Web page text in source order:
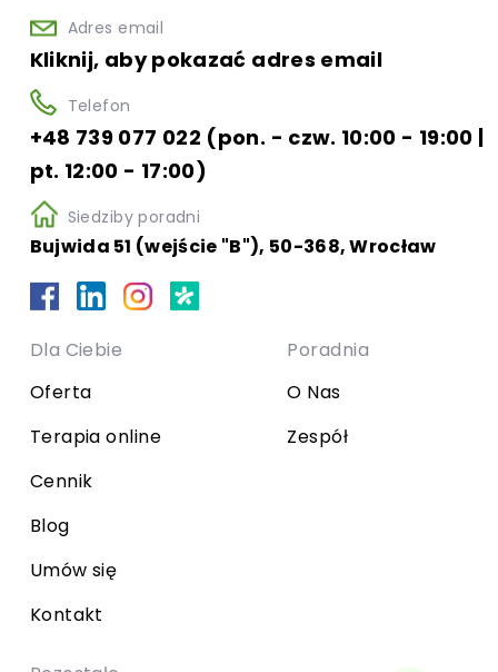
Adres email
Kliknij, aby pokazać adres email
Telefon
+48 739 077 022 (pon. - czw. 10:00 - 19:00 |
pt. 12:00 - 17:00)
Siedziby poradni
Bujwida 51 (wejście "B"), 50-368, Wrocław
Dla Ciebie
Oferta
Terapia online
Cennik
Blog
Umów się
Kontakt
Poradnia
O Nas
Zespół